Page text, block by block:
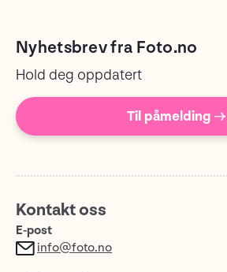
Nyhetsbrev fra Foto.no
Hold deg oppdatert
Til påmelding →
Kontakt oss
E-post
info@foto.no